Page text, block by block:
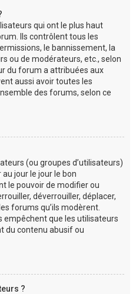
qui ont le plus haut
Ils contrôlent tous les
le bannissement, la
ou de modérateurs, etc., selon
du forum a attribuées aux
aussi avoir toutes les
des forums, selon ce
(ou groupes d’utilisateurs)
jour le jour le bon
le pouvoir de modifier ou
déverrouiller, déplacer,
forums qu’ils modèrent.
empêchent que les utilisateurs
du contenu abusif ou
?